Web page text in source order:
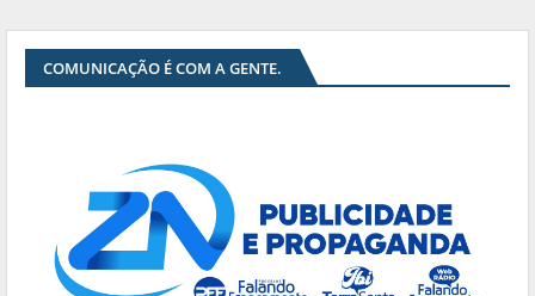
COMUNICAÇÃO É COM A GENTE.